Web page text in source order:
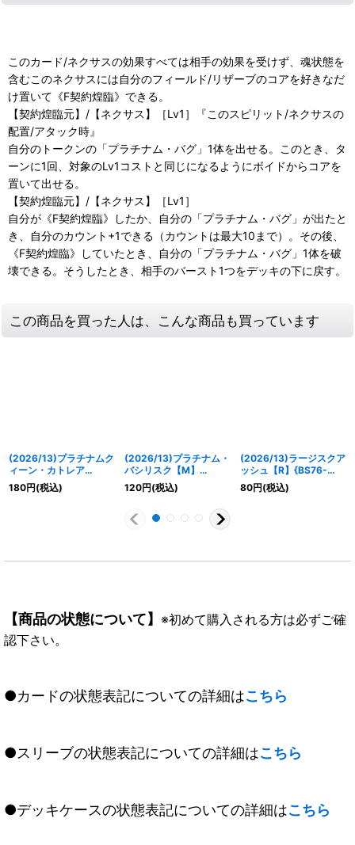
このカード/ネクサスの効果すべては相手の効果を受けず、魂状態を
含むこのネクサスには自分のフィールド/リザーブのコアを好きなだ
け置いて《F契約煌臨》できる。
【契約煌臨元】/【ネクサス】［Lv1］『このスピリット/ネクサスの
配置/アタック時』
自分のトークンの「プラチナム・バグ」1体を出せる。このとき、タ
ーンに1回、対象のLv1コストと同じになるようにボイドからコアを
置いて出せる。
【契約煌臨元】/【ネクサス】［Lv1］
自分が《F契約煌臨》したか、自分の「プラチナム・バグ」が出たと
き、自分のカウント+1できる（カウントは最大10まで）。その後、
《F契約煌臨》していたとき、自分の「プラチナム・バグ」1体を破
壊できる。そうしたとき、相手のバースト1つをデッキの下に戻す。
この商品を買った人は、こんな商品も買っています
(2026/13)プラチナムク
ィーン・カトレア
【AX】{BS76-AX03}
《白》
180円(税込)
(2026/13)プラチナム・
バシリスク【M】
{BS76-035}《白》
120円(税込)
(2026/13)ラージスクア
ッシュ【R】{BS76-
086}《白》
80円(税込)
【商品の状態について】 ※初めて購入される方は必ずご確
認下さい。
●カードの状態表記についての詳細はこちら
●スリーブの状態表記についての詳細はこちら
●デッキケースの状態表記についての詳細はこちら